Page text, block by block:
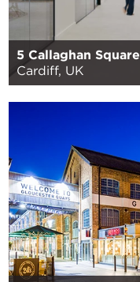
5 Callaghan Square
Cardiff, UK